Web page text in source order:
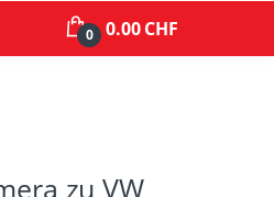
0 0.00 CHF
zu VW